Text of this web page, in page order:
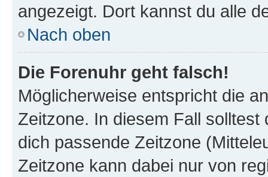
angezeigt. Dort kannst du alle
Nach oben
Die Forenuhr geht falsch!
Möglicherweise entspricht die
Zeitzone. In diesem Fall solltest
dich passende Zeitzone
Zeitzone kann dabei nur von